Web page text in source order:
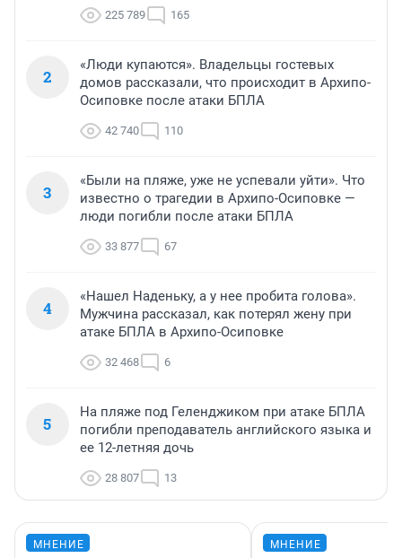
225 789 165
2
«Люди купаются». Владельцы гостевых
домов рассказали, что происходит в Архипо-
Осиповке после атаки БПЛА
42 740 110
3
«Были на пляже, уже не успевали уйти». Что
известно о трагедии в Архипо-Осиповке —
люди погибли после атаки БПЛА
33 877 67
4
«Нашел Наденьку, а у нее пробита голова».
Мужчина рассказал, как потерял жену при
атаке БПЛА в Архипо-Осиповке
32 468 6
5
На пляже под Геленджиком при атаке БПЛА
погибли преподаватель английского языка и
ее 12-летняя дочь
28 807 13
МНЕНИЕ МНЕНИЕ